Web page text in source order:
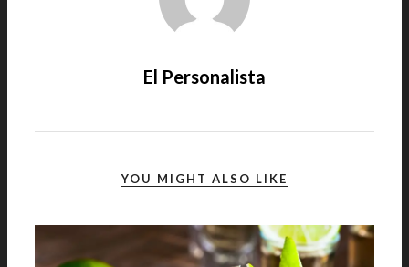
El Personalista
YOU MIGHT ALSO LIKE